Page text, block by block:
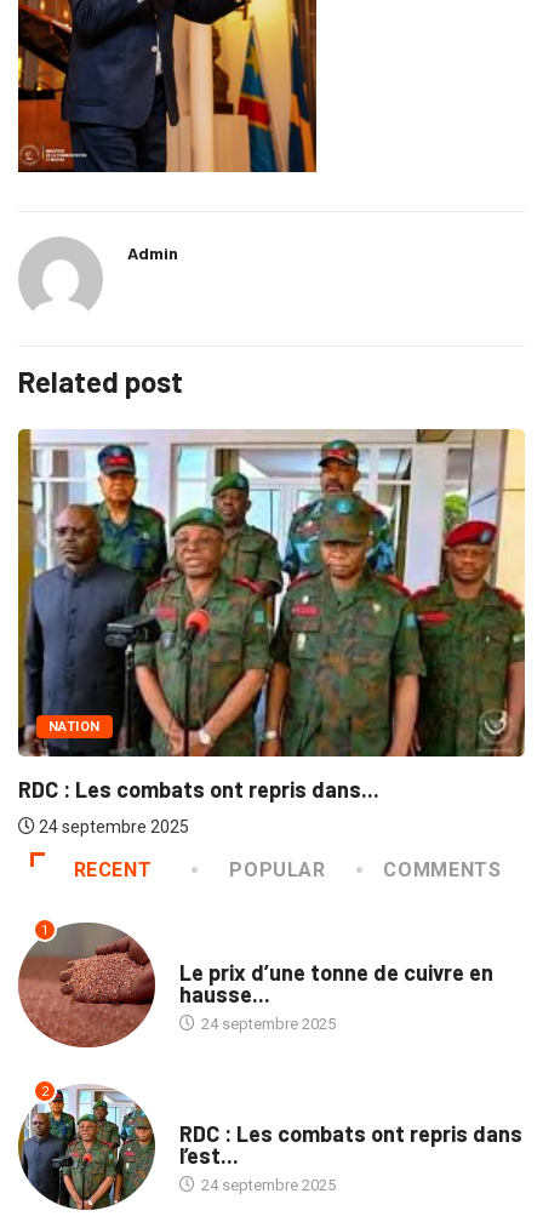
Admin
Related post
NATION
: Les combats ont repris dans...
24 septembre 2025
RECENT POPULAR COMMENTS
1
Le prix d’une tonne de cuivre en
hausse...
24 septembre 2025
2
RDC : Les combats ont repris dans
l’est...
24 septembre 2025